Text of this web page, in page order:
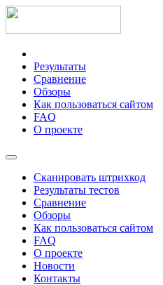
Результаты
Сравнение
Обзоры
Как пользоваться сайтом
FAQ
О проекте
Сканировать штрихкод
Результаты тестов
Сравнение
Обзоры
Как пользоваться сайтом
FAQ
О проекте
Новости
Контакты